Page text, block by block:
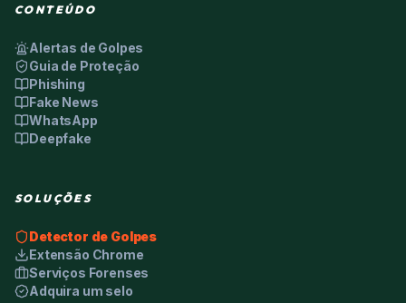
CONTEÚDO
Alertas de Golpes
Guia de Proteção
Phishing
Fake News
WhatsApp
Deepfake
SOLUÇÕES
Detector de Golpes
Extensão Chrome
Serviços Forenses
Adquira um selo